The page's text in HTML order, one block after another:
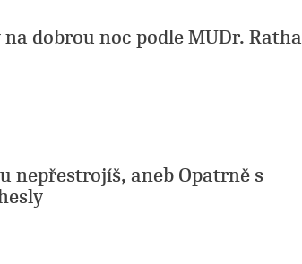
dobrou noc podle MUDr. Ratha
nepřestrojíš, aneb Opatrně s